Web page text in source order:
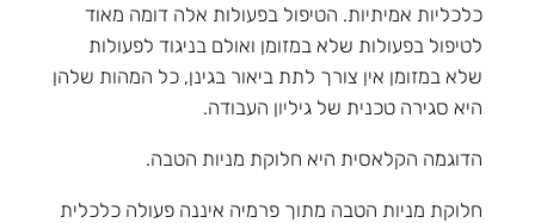
כלכליות אמיתיות. הטיפול בפעולות אלה דומה מאוד
לטיפול בפעולות שלא במזומן ואולם בניגוד לפעולות
שלא במזומן אין צורך לתת ביאור בגינן, כל המהות שלהן
היא סגירה טכנית של גיליון העבודה.
הדוגמה הקלאסית היא חלוקת מניות הטבה.
חלוקת מניות הטבה מתוך פרמיה איננה פעולה כלכלית